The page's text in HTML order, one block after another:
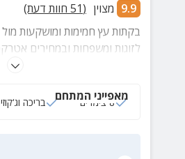
9.9 מצוין (
51 חוות דעת)
בקתות עץ חמימות ומושקעות
לזוגות ומשפחות ובמחירים
מאובזרת בקפידה ובחצר בריכה
מאפייני המתחם
8 צימרים בריכה וג‘קוזי